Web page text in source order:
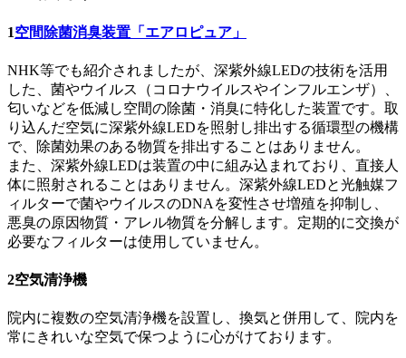
1空間除菌消臭装置「エアロピュア」
NHK等でも紹介されましたが、深紫外線LEDの技術を活用
した、菌やウイルス（コロナウイルスやインフルエンザ）、
匂いなどを低減し空間の除菌・消臭に特化した装置です。取
り込んだ空気に深紫外線LEDを照射し排出する循環型の機構
で、除菌効果のある物質を排出することはありません。
また、深紫外線LEDは装置の中に組み込まれており、直接人
体に照射されることはありません。深紫外線LEDと光触媒フ
ィルターで菌やウイルスのDNAを変性させ増殖を抑制し、
悪臭の原因物質・アレル物質を分解します。定期的に交換が
必要なフィルターは使用していません。
2空気清浄機
院内に複数の空気清浄機を設置し、換気と併用して、院内を
常にきれいな空気で保つように心がけております。